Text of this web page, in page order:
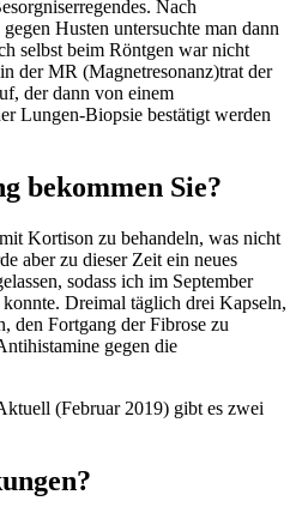
Nach
Husten untersuchte man dann
selbst beim Röntgen war nicht
der MR (Magnetresonanz)trat der
der dann von einem
Lungen-Biopsie bestätigt werden
bekommen Sie?
Kortison zu behandeln, was nicht
aber zu dieser Zeit ein neues
sodass ich im September
Dreimal täglich drei Kapseln,
den Fortgang der Fibrose zu
gegen die
(Februar 2019) gibt es zwei